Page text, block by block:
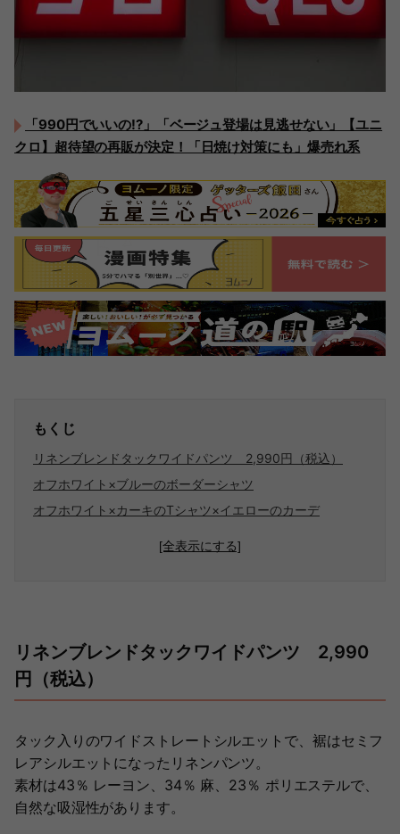
「990円でいいの!?」「ベージュ登場は見逃せない」【ユニ
クロ】超待望の再販が決定！「日焼け対策にも」爆売れ系
もくじ
リネンブレンドタックワイドパンツ 2,990円（税込）
オフホワイト×ブルーのボーダーシャツ
オフホワイト×カーキのTシャツ×イエローのカーデ
[全表示にする]
リネンブレンドタックワイドパンツ 2,990
円（税込）
タック入りのワイドストレートシルエットで、裾はセミフ
レアシルエットになったリネンパンツ。
素材は43％ レーヨン、34％ 麻、23％ ポリエステルで、
自然な吸湿性があります。